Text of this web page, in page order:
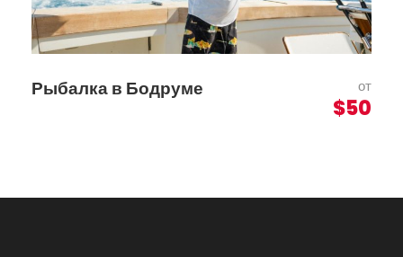
Рыбалка в Бодруме от
$50